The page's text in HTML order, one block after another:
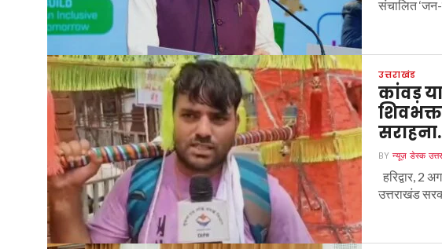
संचालित
उत्तराखंड
कांवड़
BYन्यूज़ डेस्क
हरिद्वार, 2
उत्तराखंड